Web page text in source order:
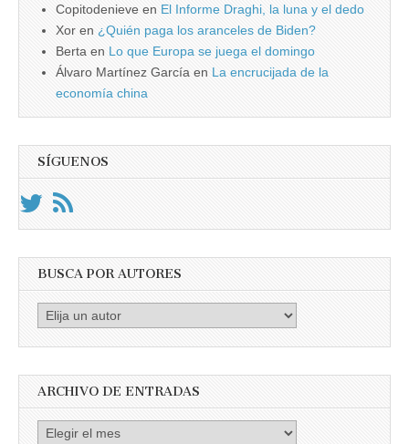
Copitodenieve en El Informe Draghi, la luna y el dedo
Xor en ¿Quién paga los aranceles de Biden?
Berta en Lo que Europa se juega el domingo
Álvaro Martínez García en La encrucijada de la
economía china
SÍGUENOS
BUSCA POR AUTORES
Busca
ARCHIVO DE ENTRADAS
Archivo